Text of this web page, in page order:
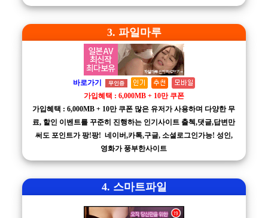
3. 파일마루
바로가기 무인증
가입혜택 : 6,000MB + 10만 쿠폰
가입혜택 : 6,000MB + 10만 쿠폰 많은 유저가 사용하며 다양한 무
료, 할인 이벤트를 꾸준히 진행하는 인기사이트 출첵,댓글,답변만
써도 포인트가 팡!팡! 네이버,카톡,구글, 소셜로그인가능! 성인,
영화가 풍부한사이트
4. 스마트파일